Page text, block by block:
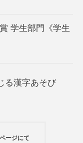
学生部門《学生
る漢字あそび
ージにて